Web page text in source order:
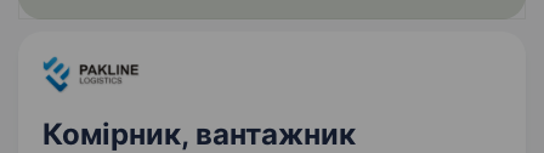
Комірник, вантажник